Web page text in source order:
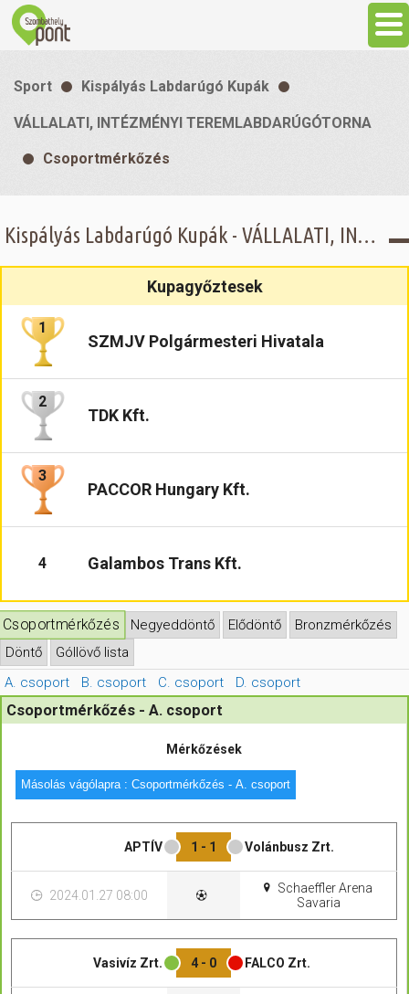
Programok
Gasztronómia
Sport
Szabadidő
Hasznos
Sport Kispályás Labdarúgó Kupák
VÁLLALATI, INTÉZMÉNYI TEREMLABDARÚGÓTORNA
Csoportmérkőzés
Kispályás Labdarúgó Kupák - VÁLLALATI, INTÉZMÉNYI TEREMLABDARÚGÓTORNA - Csoportmérkőzés
Kupagyőztesek
1
SZMJV Polgármesteri Hivatala
2
TDK Kft.
3
PACCOR Hungary Kft.
4 Galambos Trans Kft.
Csoportmérkőzés Negyeddöntő Elődöntő
Bronzmérkőzés
Döntő
Góllövő lista
A. csoport
B. csoport C. csoport D. csoport
Csoportmérkőzés - A. csoport
Mérkőzések
Másolás vágólapra : Csoportmérkőzés - A. csoport
APTÍV 1 - 1 Volánbusz Zrt.
2024.01.27 08:00
Schaeffler Arena
Savaria
Vasivíz Zrt. 4 - 0 FALCO Zrt.